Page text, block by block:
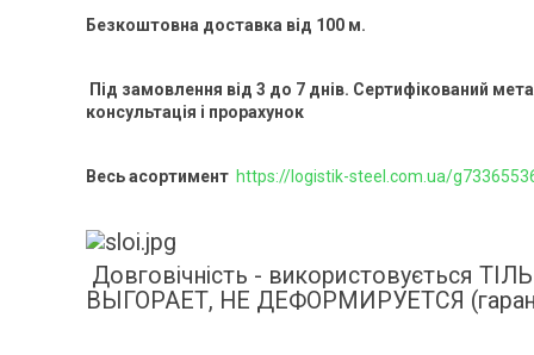
Безкоштовна доставка від 100 м.
Під замовлення від 3 до 7 днів. Сертифікований
консультація і прорахунок
Весь асортимент https://logistik-steel.com.ua/
Довговічність - використовується
ВЫГОРАЕТ, НЕ ДЕФОРМИРУЕТСЯ